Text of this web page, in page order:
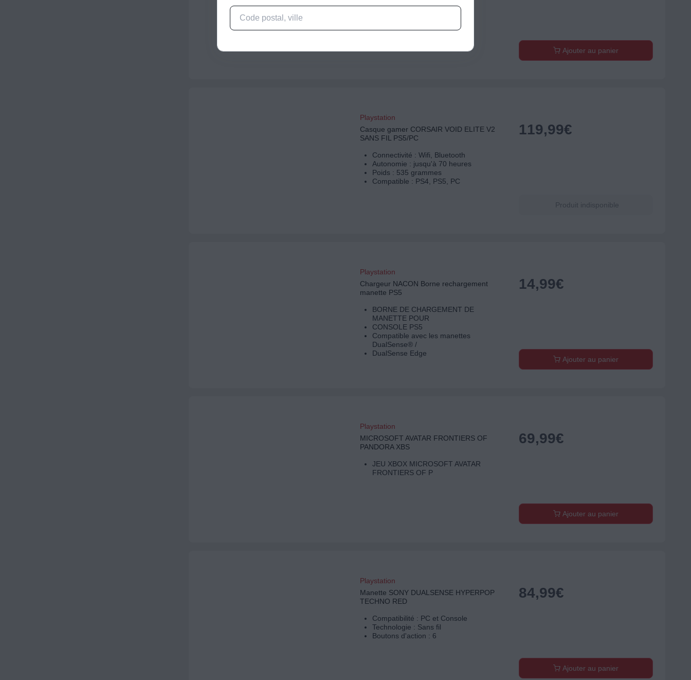
Ajouter au panier
Playstation
Casque gamer CORSAIR VOID ELITE V2
SANS FIL PS5/PC
Connectivité : Wifi, Bluetooth
Autonomie : jusqu'à 70 heures
Poids : 535 grammes
Compatible : PS4, PS5, PC
119,99€
Produit indisponible
Playstation
Chargeur NACON Borne rechargement
manette PS5
BORNE DE CHARGEMENT DE
MANETTE POUR
CONSOLE PS5
Compatible avec les manettes
DualSense® /
DualSense Edge
14,99€
Ajouter au panier
Playstation
MICROSOFT AVATAR FRONTIERS OF
PANDORA XBS
JEU XBOX MICROSOFT AVATAR
FRONTIERS OF P
69,99€
Ajouter au panier
Playstation
Manette SONY DUALSENSE HYPERPOP
TECHNO RED
Compatibilité : PC et Console
Technologie : Sans fil
Boutons d'action : 6
84,99€
Ajouter au panier